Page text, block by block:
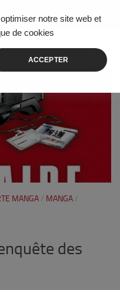
notre site web et
de cookies
ACCEPTER
MANGA / MANGA /
des